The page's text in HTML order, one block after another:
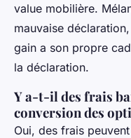
value mobilière.
mauvaise
gain a son propre
la déclaration.
Y a-t-il des frais
conversion des
Oui, des frais